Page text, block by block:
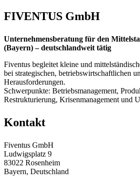
FIVENTUS GmbH
Unternehmensberatung für den
(Bayern) – deutschlandweit tätig
Fiventus begleitet kleine und
bei strategischen, betriebswirtschaftlichen
Herausforderungen.
Schwerpunkte: Betriebsmanagement,
Restrukturierung, Krisenmanagement und
Kontakt
Fiventus GmbH
Ludwigsplatz 9
83022 Rosenheim
Bayern, Deutschland